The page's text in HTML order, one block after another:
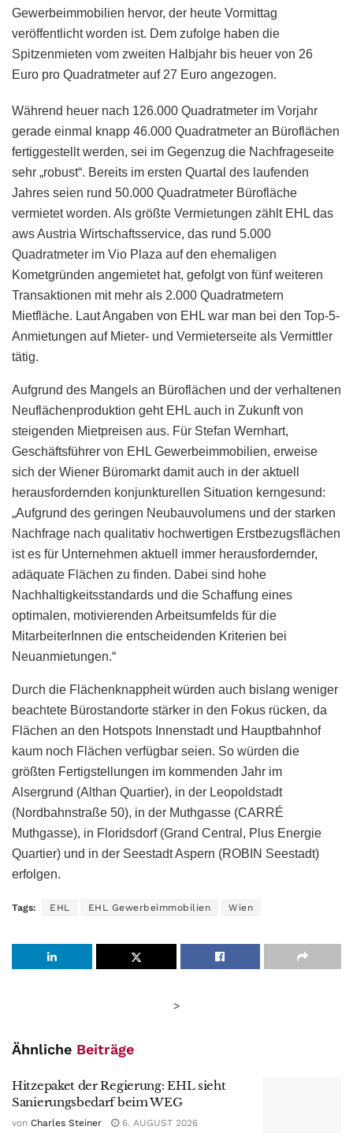
Gewerbeimmobilien hervor, der heute Vormittag
veröffentlicht worden ist. Dem zufolge haben die
Spitzenmieten vom zweiten Halbjahr bis heuer von 26
Euro pro Quadratmeter auf 27 Euro angezogen.
Während heuer nach 126.000 Quadratmeter im Vorjahr
gerade einmal knapp 46.000 Quadratmeter an Büroflächen
fertiggestellt werden, sei im Gegenzug die Nachfrageseite
sehr „robust“. Bereits im ersten Quartal des laufenden
Jahres seien rund 50.000 Quadratmeter Bürofläche
vermietet worden. Als größte Vermietungen zählt EHL das
aws Austria Wirtschaftsservice, das rund 5.000
Quadratmeter im Vio Plaza auf den ehemaligen
Kometgründen angemietet hat, gefolgt von fünf weiteren
Transaktionen mit mehr als 2.000 Quadratmetern
Mietfläche. Laut Angaben von EHL war man bei den Top-5-
Anmietungen auf Mieter- und Vermieterseite als Vermittler
tätig.
Aufgrund des Mangels an Büroflächen und der verhaltenen
Neuflächenproduktion geht EHL auch in Zukunft von
steigenden Mietpreisen aus. Für Stefan Wernhart,
Geschäftsführer von EHL Gewerbeimmobilien, erweise
sich der Wiener Büromarkt damit auch in der aktuell
herausfordernden konjunkturellen Situation kerngesund:
„Aufgrund des geringen Neubauvolumens und der starken
Nachfrage nach qualitativ hochwertigen Erstbezugsflächen
ist es für Unternehmen aktuell immer herausfordernder,
adäquate Flächen zu finden. Dabei sind hohe
Nachhaltigkeitsstandards und die Schaffung eines
optimalen, motivierenden Arbeitsumfelds für die
MitarbeiterInnen die entscheidenden Kriterien bei
Neuanmietungen.“
Durch die Flächenknappheit würden auch bislang weniger
beachtete Bürostandorte stärker in den Fokus rücken, da
Flächen an den Hotspots Innenstadt und Hauptbahnhof
kaum noch Flächen verfügbar seien. So würden die
größten Fertigstellungen im kommenden Jahr im
Alsergrund (Althan Quartier), in der Leopoldstadt
(Nordbahnstraße 50), in der Muthgasse (CARRÉ
Muthgasse), in Floridsdorf (Grand Central, Plus Energie
Quartier) und in der Seestadt Aspern (ROBIN Seestadt)
erfolgen.
Tags: EHL EHL Gewerbeimmobilien Wien
>
Ähnliche Beiträge
Hitzepaket der Regierung: EHL sieht
Sanierungsbedarf beim WEG
von Charles Steiner 6. AUGUST 2026